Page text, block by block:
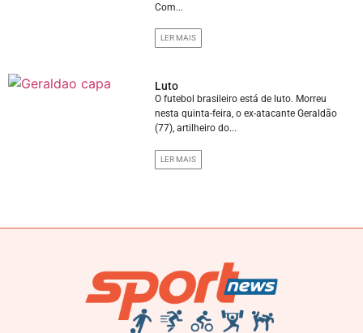
Com...
LER MAIS
Luto
O futebol brasileiro está de luto. Morreu
nesta quinta-feira, o ex-atacante Geraldão
(77), artilheiro do...
LER MAIS